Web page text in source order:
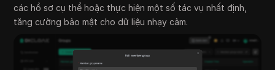
các hồ sơ cụ thể hoặc thực hiện một số tác vụ nhất định,
tăng cường bảo mật cho dữ liệu nhạy cảm.